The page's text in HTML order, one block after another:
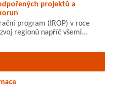
projektů a
program (IROP) v roce
regionů napříč všemi...